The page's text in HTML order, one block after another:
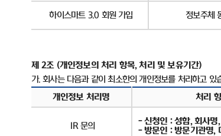
하이스마트 3.0 회원 가입 정보주체
제 2조 (개인정보의 처리 항목,처리 및 보유기간)
가.회사는 다음과 같이 최소한의 개인정보를 처리하고 있
개인정보 처리명
처리
IR문의 -신청인 :성함, 회사명,
-방문인 :방문기관명,